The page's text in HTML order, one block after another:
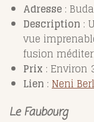
Adresse :
Description :
vue
fusion
Prix : Environ
Lien : Neni
Le Faubourg